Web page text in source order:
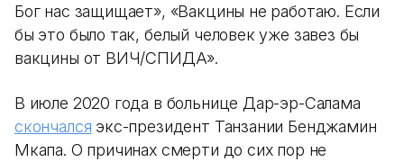
Бог нас защищает», «Вакцины не работаю. Если
бы это было так, белый человек уже завез бы
вакцины от ВИЧ/СПИДА».
В июле 2020 года в больнице Дар-эр-Салама
скончался экс-президент Танзании Бенджамин
Мкапа. О причинах смерти до сих пор не